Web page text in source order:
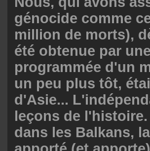
génocide comme
million de morts),
été obtenue par
programmée d'un
un peu plus tôt,
d'Asie...
leçons de
dans les Balkans,